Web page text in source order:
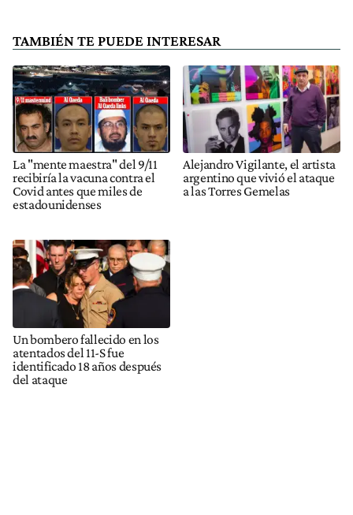
TAMBIÉN TE PUEDE INTERESAR
La "mente maestra" del 9/11
recibiría la vacuna contra el
Covid antes que miles de
estadounidenses
Alejandro Vigilante, el artista
argentino que vivió el ataque
a las Torres Gemelas
Un bombero fallecido en los
atentados del 11-S fue
identificado 18 años después
del ataque